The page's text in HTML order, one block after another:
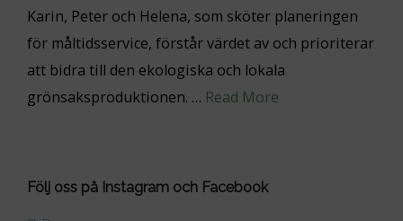
Karin, Peter och Helena, som sköter planeringen
för måltidsservice, förstår värdet av och prioriterar
att bidra till den ekologiska och lokala
grönsaksproduktionen. … Read More
Följ oss på Instagram och Facebook